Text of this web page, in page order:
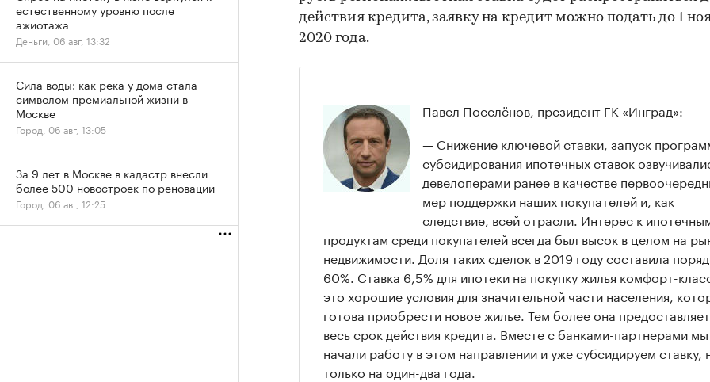
действия кредита, заявку на кредит можно подать до 1
2020 года.
Павел Поселёнов, президент ГК «Инград»:
— Снижение ключевой ставки, запуск
субсидирования ипотечных ставок
девелоперами ранее в качестве
мер поддержки наших покупателей и, как
следствие, всей отрасли. Интерес к
продуктам среди покупателей всегда был высок в целом на
недвижимости. Доля таких сделок в 2019 году составила
60%. Ставка 6,5% для ипотеки на покупку жилья комфорт-
это хорошие условия для значительной части населения,
готова приобрести новое жилье. Тем более она
весь срок действия кредита. Вместе с банками-партнерами мы
начали работу в этом направлении и уже субсидируем ставку,
только на один-два года.
естественному уровню после
ажиотажа
Деньги, 06 авг, 13:32
Сила воды: как река у дома стала
символом премиальной жизни в
Москве
Город, 06 авг, 13:05
За 9 лет в Москве в кадастр внесли
более 500 новостроек по реновации
Город, 06 авг, 12:25